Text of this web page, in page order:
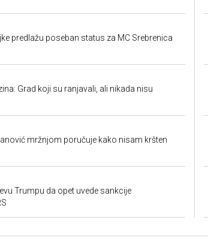
predlažu poseban status za MC Srebrenica
Grad koji su ranjavali, ali nikada nisu
mržnjom poručuje kako nisam kršten
Trumpu da opet uvede sankcije